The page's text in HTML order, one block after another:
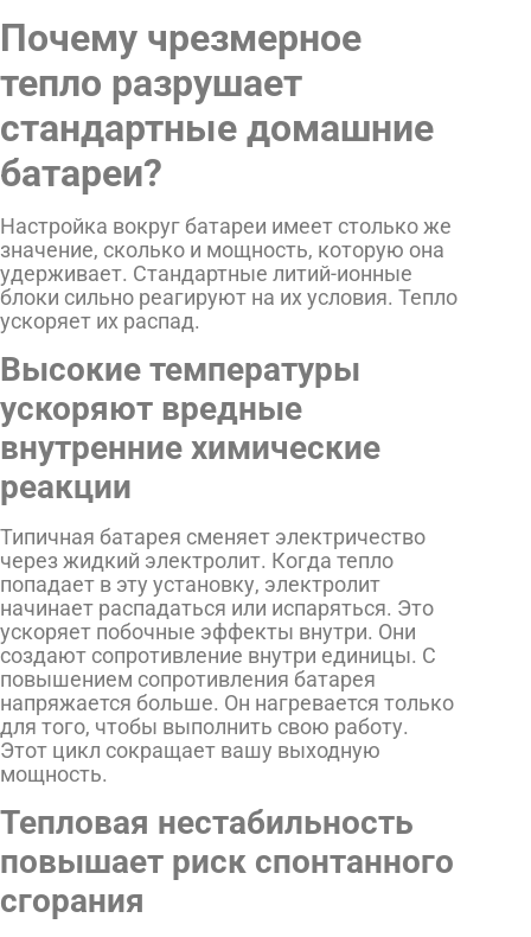
Почему чрезмерное
тепло разрушает
стандартные домашние
батареи?
Настройка вокруг батареи имеет столько же
значение, сколько и мощность, которую она
удерживает. Стандартные литий-ионные
блоки сильно реагируют на их условия. Тепло
ускоряет их распад.
Высокие температуры
ускоряют вредные
внутренние химические
реакции
Типичная батарея сменяет электричество
через жидкий электролит. Когда тепло
попадает в эту установку, электролит
начинает распадаться или испаряться. Это
ускоряет побочные эффекты внутри. Они
создают сопротивление внутри единицы. С
повышением сопротивления батарея
напряжается больше. Он нагревается только
для того, чтобы выполнить свою работу.
Этот цикл сокращает вашу выходную
мощность.
Тепловая нестабильность
повышает риск спонтанного
сгорания